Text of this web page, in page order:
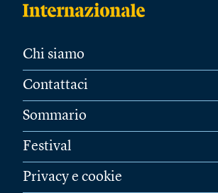
Chi siamo
Contattaci
Sommario
Festival
Privacy e cookie